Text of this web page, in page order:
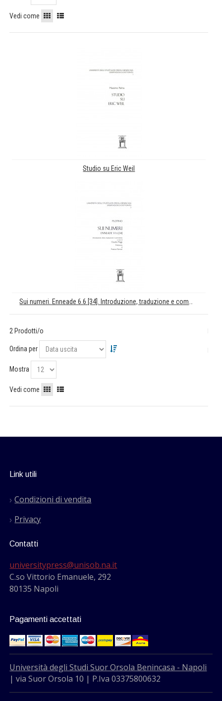
Vedi come
Studio su Eric Weil
2 Prodotti/o
Ordina per
Mostra
Vedi come
Link utili
Condizioni di vendita
Privacy
Contatti
universitypress@unisob.na.it
C.so Vittorio Emanuele, 292
80135 Napoli
Pagamenti accettati
Università degli Studi Suor Orsola Benincasa - Napoli
| via Suor Orsola 10 | P.Iva 03375800632